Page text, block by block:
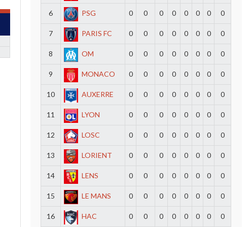
6 PSG 0 0 0 0 0 0 0 0
7 PARIS FC 0 0 0 0 0 0 0 0
8 OM 0 0 0 0 0 0 0 0
9 MONACO 0 0 0 0 0 0 0 0
10 AUXERRE 0 0 0 0 0 0 0 0
11 LYON 0 0 0 0 0 0 0 0
12 LOSC 0 0 0 0 0 0 0 0
13 LORIENT 0 0 0 0 0 0 0 0
14 LENS 0 0 0 0 0 0 0 0
15 LE MANS 0 0 0 0 0 0 0 0
16 HAC 0 0 0 0 0 0 0 0